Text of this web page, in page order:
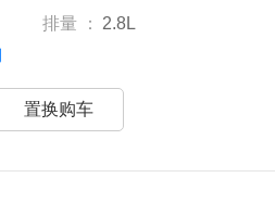
排量 ： 2.8L
置换购车